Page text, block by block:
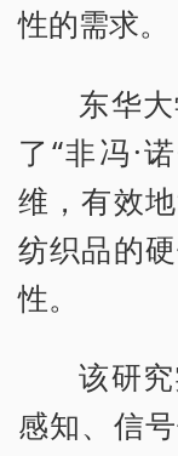
性的需求。
东华
了“非冯·
维，有效
纺织品的
性。
该研
感知、信